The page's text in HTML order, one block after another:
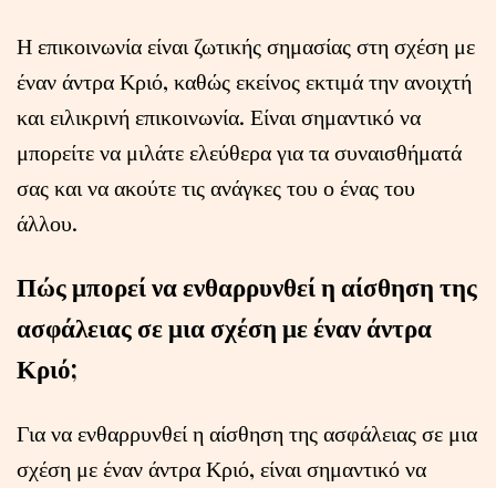
Η επικοινωνία είναι ζωτικής σημασίας στη σχέση με
έναν άντρα Κριό, καθώς εκείνος εκτιμά την ανοιχτή
και ειλικρινή επικοινωνία. Είναι σημαντικό να
μπορείτε να μιλάτε ελεύθερα για τα συναισθήματά
σας και να ακούτε τις ανάγκες του ο ένας του
άλλου.
Πώς μπορεί να ενθαρρυνθεί η αίσθηση της
ασφάλειας σε μια σχέση με έναν άντρα
Κριό;
Για να ενθαρρυνθεί η αίσθηση της ασφάλειας σε μια
σχέση με έναν άντρα Κριό, είναι σημαντικό να